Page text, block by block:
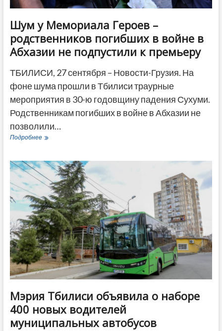
Шум у Мемориала Героев –
родственников погибших в войне в
Абхазии не подпустили к премьеру
ТБИЛИСИ, 27 сентября – Новости-Грузия. На
фоне шума прошли в Тбилиси траурные
мероприятия в 30-ю годовщину падения Сухуми.
Родственникам погибших в войне в Абхазии не
позволили…
ПодробнееШум
Героев
родственников
погибших
в
войне
в
Абхазии
не
подпустили
к
премьеру
Мэрия Тбилиси объявила о наборе
400 новых водителей
муниципальных автобусов